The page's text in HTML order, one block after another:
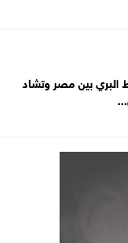
البري بين مصر وتشاد